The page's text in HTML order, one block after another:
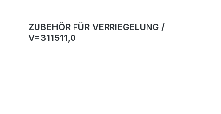
ZUBEHÖR FÜR VERRIEGELUNG /
V=311511,0